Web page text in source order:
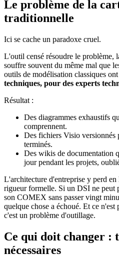
Le problème de la
traditionnelle
Ici se cache un paradoxe cruel.
L'outil censé résoudre le problème,
souffre souvent du même mal que
outils de modélisation classiques
techniques, pour des experts
Résultat :
Des diagrammes exhaustifs
comprennent.
Des fichiers Visio versionnés
terminés.
Des wikis de documentation
jour pendant les projets,
L'architecture d'entreprise y perd
rigueur formelle. Si un DSI ne peut
son COMEX sans passer vingt
quelque chose a échoué. Et ce n'est
c'est un problème d'outillage.
Ce qui doit changer :
nécessaires